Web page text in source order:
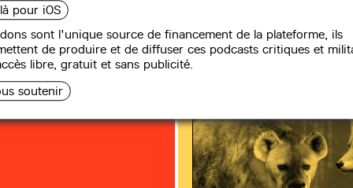
pour iOS
sont l'unique source de financement de la plateforme, ils
de produire et de diffuser ces podcasts critiques et
libre, gratuit et sans publicité.
soutenir
Daly, père
écologique,